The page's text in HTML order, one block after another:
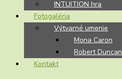
INTUITION hra
Fotogaléria
Výtvarné umenie
Mona Caron
Robert Duncan
Kontakt